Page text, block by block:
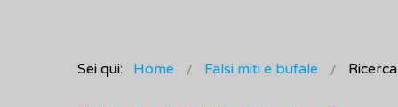
Sei qui: Home Falsi miti e bufale Ricerca